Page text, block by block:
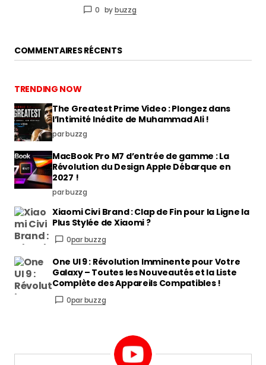
0 bybuzzg
COMMENTAIRES RÉCENTS
TRENDING NOW
The Greatest Prime Video : Plongez dans
l’Intimité Inédite de Muhammad Ali !
par buzzg
MacBook Pro M7 d’entrée de gamme : La
Révolution du Design Apple Débarque en
2027 !
par buzzg
Xiaomi Civi Brand : Clap de Fin pour la Ligne la
Plus Stylée de Xiaomi ?
0par buzzg
One UI 9 : Révolution Imminente pour Votre
Galaxy – Toutes les Nouveautés et la Liste
Complète des Appareils Compatibles !
0par buzzg